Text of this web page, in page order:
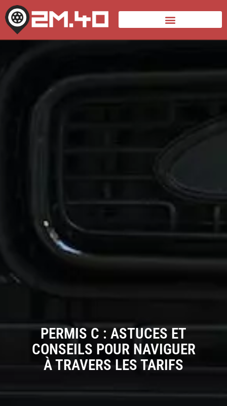
PERMIS C : ASTUCES ET
CONSEILS POUR NAVIGUER
À TRAVERS LES TARIFS